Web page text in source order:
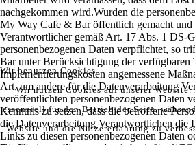
nachgekommen wird.Wurden die
My Way Cafe & Bar öffentlich gemacht und
Verantwortlicher gemäß Art. 17 Abs. 1 DS-
personenbezogenen Daten verpflichtet, so
Bar unter Berücksichtigung der verfügbaren
Implementierungskosten angemessene
Art, um andere für die Datenverarbeitung
veröffentlichten personenbezogenen Daten
Kenntnis zu setzen, dass die betroffene
die Datenverarbeitung Verantwortlichen die
Links zu diesen personenbezogenen Daten
Wir benutzen Cookies
Wir nutzen Cookies auf unserer
essenziell für den Betrieb der Seite,
Website und die Nutzererfahrung zu